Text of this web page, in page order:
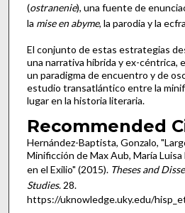
(ostranenie), una fuente de
la mise en abyme, la parodia y la
El conjunto de estas estrategias
una narrativa híbrida y ex-céntrica,
un paradigma de encuentro y de
estudio transatlántico entre la
lugar en la historia literaria.
Recommended
Hernández-Baptista, Gonzalo,
Minificción de Max Aub, María Luisa
en el Exilio" (2015). Theses and
Studies. 28.
https://uknowledge.uky.edu/